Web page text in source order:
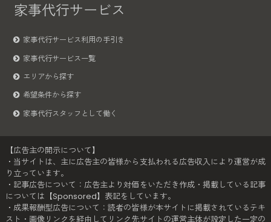
家事代行サービス
家事代行サービス利用の手引き
家事代行サービス一覧
エリアから探す
希望条件から探す
家事代行スタッフとして働く
【広告主の開示について】
・当サイトは、主に広告主の皆様から支払われる広告収入により運営が成
り立っています。
・記事広告について：広告主より対価をいただき作成・掲載している記事
については【Sponsored】表記をしています。
・成果報酬型広告について：読者の皆様が本サイトに掲載されているテキ
スト・画像リンクを経由してリンク先サイトの運営主体が設定した一定の